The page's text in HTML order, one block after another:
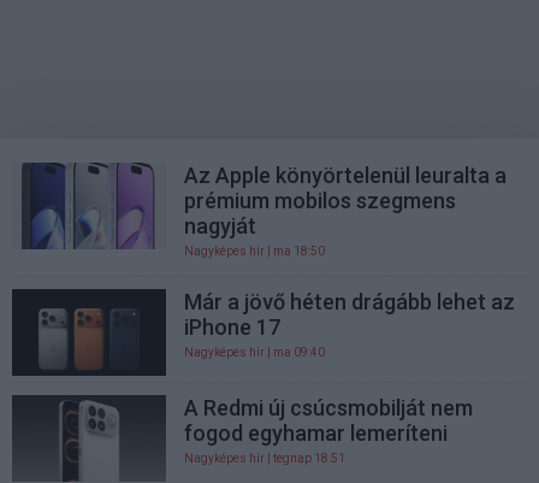
Az Apple könyörtelenül leuralta a
prémium mobilos szegmens
nagyját
Nagyképes hír | ma 18:50
Már a jövő héten drágább lehet az
iPhone 17
Nagyképes hír | ma 09:40
A Redmi új csúcsmobilját nem
fogod egyhamar lemeríteni
Nagyképes hír | tegnap 18:51